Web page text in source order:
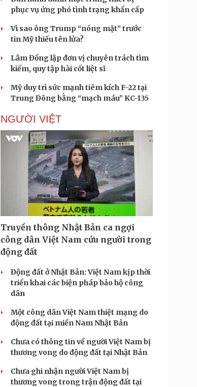
Cửa sổ tình yêu
Hạt giống tâm hồn
phục vụ ứng phó tình trạng khẩn cấp
Vì sao ông Trump “nóng mặt” trước
tin Mỹ thiếu tên lửa?
Lâm Đồng lập đơn vị chuyên trách tìm
kiếm, quy tập hài cốt liệt sĩ
Mỹ duy trì sức mạnh tiêm kích F-22 tại
Trung Đông bằng “mạch máu” KC-135
NGƯỜI VIỆT
Truyền thông Nhật Bản ca ngợi
công dân Việt Nam cứu người trong
động đất
Động đất ở Nhật Bản: Việt Nam kịp thời
triển khai các biện pháp bảo hộ công
dân
Một công dân Việt Nam thiệt mạng do
động đất tại miền Nam Nhật Bản
Chưa có thông tin về người Việt Nam bị
thương vong do động đất tại Nhật Bản
Chưa ghi nhận người Việt Nam bị
thương vong trong trận động đất tại